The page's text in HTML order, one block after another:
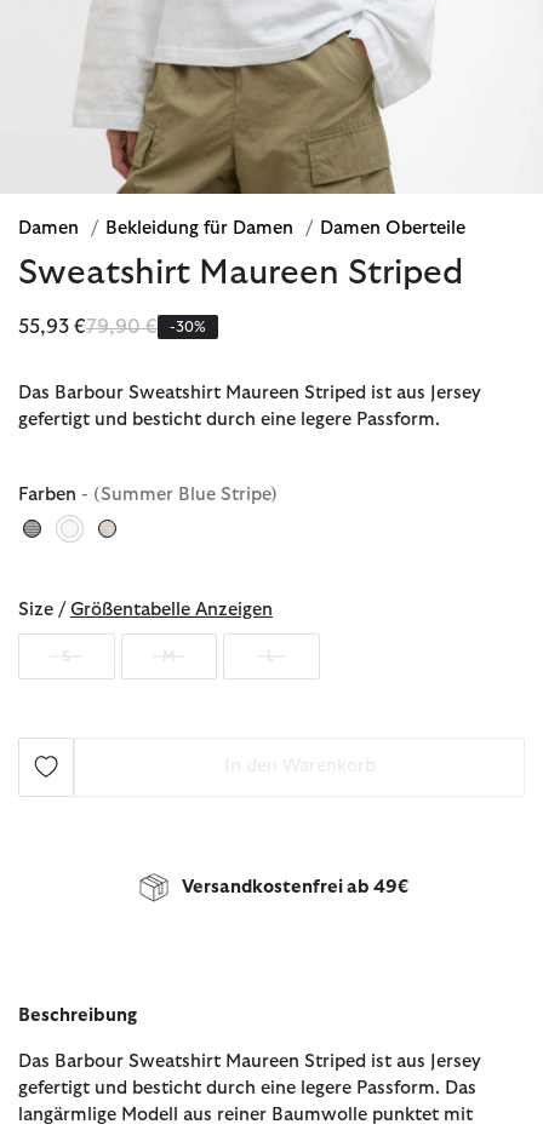
Damen / Bekleidung für Damen / Damen Oberteile
Sweatshirt Maureen Striped
55,93 €Reduziert von
79,90 €bis-30%
Das Barbour Sweatshirt Maureen Striped ist aus Jersey
gefertigt und besticht durch eine legere Passform.
Farben - (Summer Blue Stripe)
Size / Größentabelle Anzeigen
S M
Versandkostenfrei ab 49€
Beschreibung
Das Barbour Sweatshirt Maureen Striped ist aus Jersey
gefertigt und besticht durch eine legere Passform. Das
langärmlige Modell aus reiner Baumwolle punktet mit